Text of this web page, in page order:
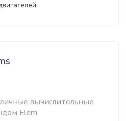
вычислительные
Elem.